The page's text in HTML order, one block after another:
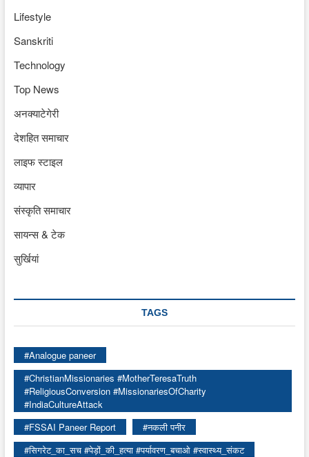
Lifestyle
Sanskriti
Technology
Top News
अनक्याटेगेरी
देशहित समाचार
लाइफ स्टाइल
व्यापार
संस्कृति समाचार
सायन्स & टेक
सुर्खियां
TAGS
#Analogue paneer
#ChristianMissionaries #MotherTeresaTruth
#ReligiousConversion #MissionariesOfCharity
#IndiaCultureAttack
#FSSAI Paneer Report
#नकली पनीर
#सिगरेट_का_सच #पेड़ों_की_हत्या #पर्यावरण_बचाओ #स्वास्थ्य_संकट